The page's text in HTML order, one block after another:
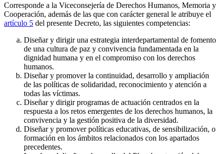
Corresponde a la Viceconsejería de Derechos Humanos, Memoria y
Cooperación, además de las que con carácter general le atribuye el
artículo 5 del presente Decreto, las siguientes competencias:
Diseñar y dirigir una estrategia interdepartamental de fomento
de una cultura de paz y convivencia fundamentada en la
dignidad humana y en el compromiso con los derechos
humanos.
Diseñar y promover la continuidad, desarrollo y ampliación
de las políticas de solidaridad, reconocimiento y atención a
todas las víctimas.
Diseñar y dirigir programas de actuación centrados en la
respuesta a los retos emergentes de los derechos humanos, la
convivencia y la gestión positiva de la diversidad.
Diseñar y promover políticas educativas, de sensibilización, o
formación en los ámbitos relacionados con los apartados
precedentes.